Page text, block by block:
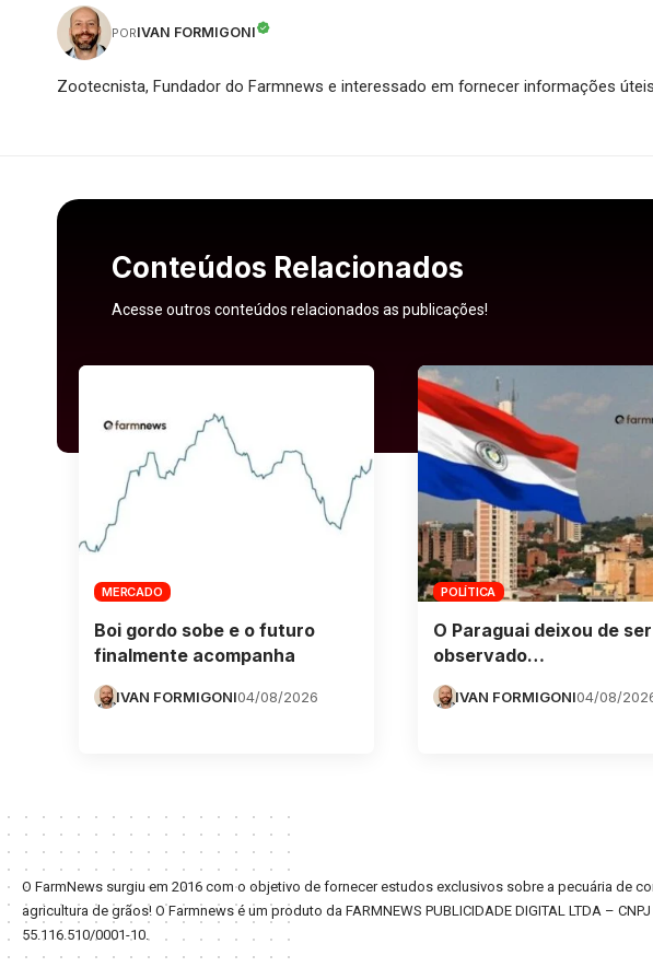
PORIVAN FORMIGONI
Zootecnista, Fundador do Farmnews e interessado em fornecer informações
Conteúdos Relacionados
Acesse outros conteúdos relacionados as publicações!
MERCADO
Boi gordo sobe e o futuro
finalmente acompanha
IVAN FORMIGONI04/08/2026
POLÍTICA
O Paraguai deixou de ser
observado…
IVAN FORMIGONI04/08/
O FarmNews surgiu em 2016 com o objetivo de fornecer estudos exclusivos sobre a pecuária de
agricultura de grãos! O Farmnews é um produto da FARMNEWS PUBLICIDADE DIGITAL LTDA – CNPJ
55.116.510/0001-10.